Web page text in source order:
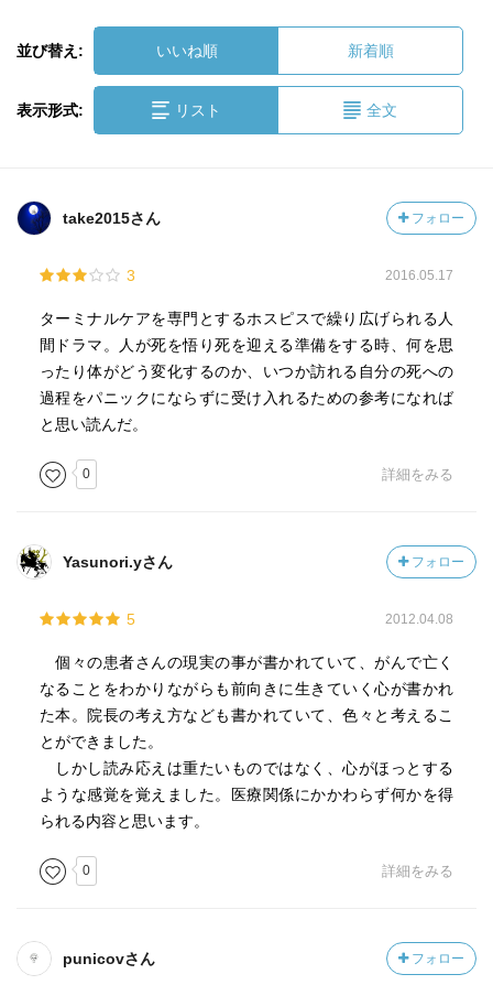
並び替え: いいね順 新着順
表示形式: リスト 全文
take2015さん フォロー
3 2016.05.17
ターミナルケアを専門とするホスピスで繰り広げられる人
間ドラマ。人が死を悟り死を迎える準備をする時、何を思
ったり体がどう変化するのか、いつか訪れる自分の死への
過程をパニックにならずに受け入れるための参考になれば
と思い読んだ。
0 詳細をみる
Yasunori.yさん フォロー
5 2012.04.08
個々の患者さんの現実の事が書かれていて、がんで亡く
なることをわかりながらも前向きに生きていく心が書かれ
た本。院長の考え方なども書かれていて、色々と考えるこ
とができました。
しかし読み応えは重たいものではなく、心がほっとする
ような感覚を覚えました。医療関係にかかわらず何かを得
られる内容と思います。
0 詳細をみる
punicovさん フォロー